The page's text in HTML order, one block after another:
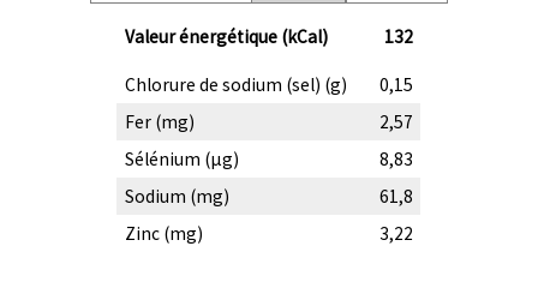
Valeur énergétique (kCal) 132
Chlorure de sodium (sel) (g)
0,15
Fer (mg)
2,57
Sélénium (µg)
8,83
Sodium (mg)
61,8
Zinc (mg)
3,22